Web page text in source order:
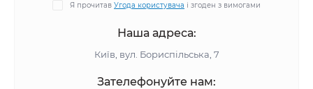
Я прочитав Угода користувача і згоден з вимогами
Наша адреса:
Київ, вул. Бориспільська, 7
Зателефонуйте нам: